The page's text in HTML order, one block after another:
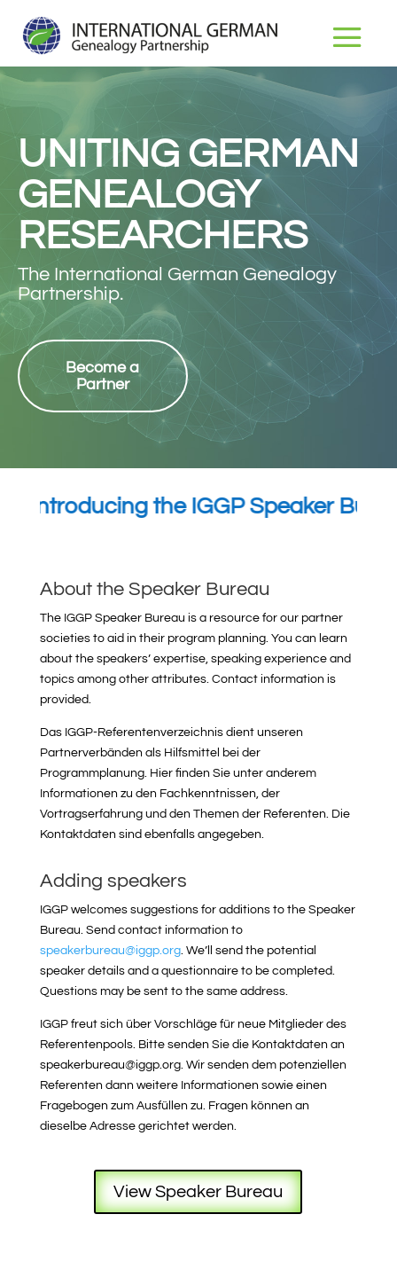
UNITING GERMAN
GENEALOGY
RESEARCHERS
The International German Genealogy
Partnership.
Become a
Partner
Introducing the IGGP Speaker
About the Speaker Bureau
The IGGP Speaker Bureau is a resource for our partner
societies to aid in their program planning. You can learn
about the speakers’ expertise, speaking experience and
topics among other attributes. Contact information is
provided.
Das IGGP-Referentenverzeichnis dient unseren
Partnerverbänden als Hilfsmittel bei der
Programmplanung. Hier finden Sie unter anderem
Informationen zu den Fachkenntnissen, der
Vortragserfahrung und den Themen der Referenten. Die
Kontaktdaten sind ebenfalls angegeben.
Adding speakers
IGGP welcomes suggestions for additions to the Speaker
Bureau. Send contact information to
speakerbureau@iggp.org. We’ll send the potential
speaker details and a questionnaire to be completed.
Questions may be sent to the same address.
IGGP freut sich über Vorschläge für neue Mitglieder des
Referentenpools. Bitte senden Sie die Kontaktdaten an
speakerbureau@iggp.org. Wir senden dem potenziellen
Referenten dann weitere Informationen sowie einen
Fragebogen zum Ausfüllen zu. Fragen können an
dieselbe Adresse gerichtet werden.
View Speaker Bureau